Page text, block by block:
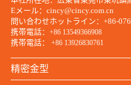
Eメール：cincy@cincy.com.cn
問い合わせホットライン：+86-
携帯電話： +86 13549366908
携帯電話： +86 13926830761
精密金型